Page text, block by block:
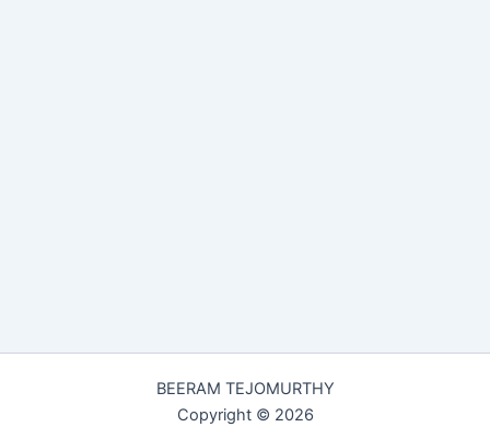
BEERAM TEJOMURTHY
Copyright © 2026